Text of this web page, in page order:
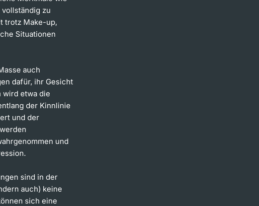
zu
trotz Make-up,
Situationen
auch
dafür, ihr Gesicht
wird etwa die
der Kinnlinie
und der
und
sind in der
auch) keine
sich eine